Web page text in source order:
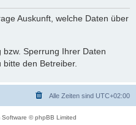
Auskunft, welche Daten über
Sperrung Ihrer Daten
den Betreiber.
Alle Zeiten sind UTC+02:00
Software © phpBB Limited